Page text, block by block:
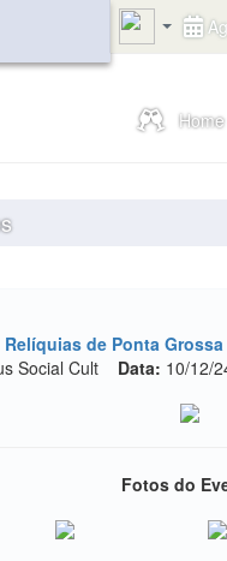
Home
Relíquias de Ponta
Social Cult Data: 10/12/
Fotos do